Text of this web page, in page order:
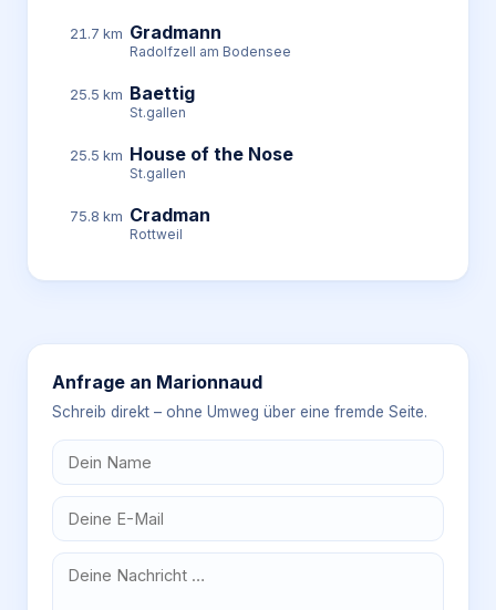
21.7 km Gradmann
Radolfzell am Bodensee
25.5 km Baettig
St.gallen
25.5 km House of the Nose
St.gallen
75.8 km Cradman
Rottweil
Anfrage an Marionnaud
Schreib direkt – ohne Umweg über eine fremde Seite.